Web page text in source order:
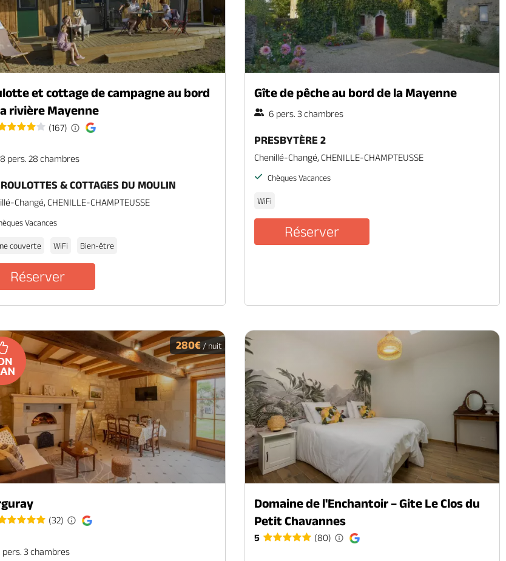
et cottage de campagne au bord
rivière Mayenne
(167)
pers. 28 chambres
& COTTAGES DU MOULIN
Changé, CHENILLE-CHAMPTEUSSE
Vacances
couverte WiFi Bien-être
Réserver
Gîte de pêche au bord de la Mayenne
6 pers. 3 chambres
PRESBYTÈRE 2
Chenillé-Changé, CHENILLE-CHAMPTEUSSE
Chèques Vacances
WiFi
Réserver
280€ / nuit
(32)
pers. 3 chambres
Domaine de l'Enchantoir – Gite Le Clos du
Petit Chavannes
5 (80)